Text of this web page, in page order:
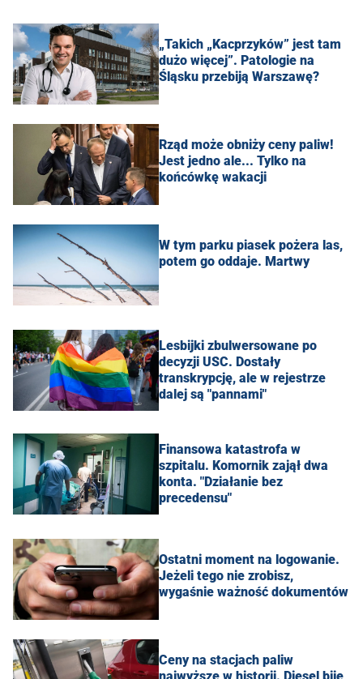
„Takich „Kacprzyków” jest tam
dużo więcej”. Patologie na
Śląsku przebiją Warszawę?
Rząd może obniży ceny paliw!
Jest jedno ale... Tylko na
końcówkę wakacji
W tym parku piasek pożera las,
potem go oddaje. Martwy
Lesbijki zbulwersowane po
decyzji USC. Dostały
transkrypcję, ale w rejestrze
dalej są "pannami"
Finansowa katastrofa w
szpitalu. Komornik zajął dwa
konta. "Działanie bez
precedensu"
Ostatni moment na logowanie.
Jeżeli tego nie zrobisz,
wygaśnie ważność dokumentów
Ceny na stacjach paliw